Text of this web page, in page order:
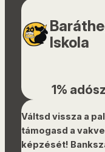
Iskola
1%
Váltsd vissza a
támogasd a
képzését!